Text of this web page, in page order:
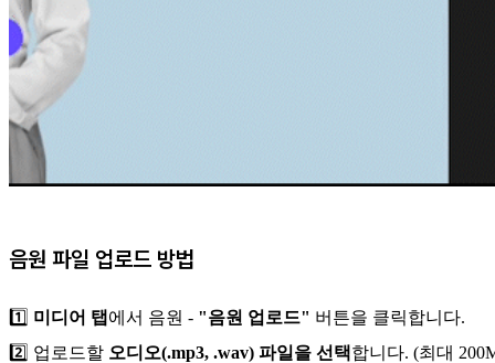
음원 파일 업로드 방법
1️⃣ 미디어 탭 에서 음원 - "음원 업로드" 버튼을 클릭합니다.
2️⃣ 업로드할 오디오(.mp3, .wav) 파일을 선택합니다. (최대